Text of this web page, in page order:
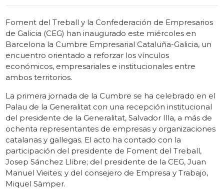
Foment del Treball y la Confederación de Empresarios
de Galicia (CEG) han inaugurado este miércoles en
Barcelona la Cumbre Empresarial Cataluña-Galicia, un
encuentro orientado a reforzar los vínculos
económicos, empresariales e institucionales entre
ambos territorios.
La primera jornada de la Cumbre se ha celebrado en el
Palau de la Generalitat con una recepción institucional
del presidente de la Generalitat, Salvador Illa, a más de
ochenta representantes de empresas y organizaciones
catalanas y gallegas. El acto ha contado con la
participación del presidente de Foment del Treball,
Josep Sánchez Llibre; del presidente de la CEG, Juan
Manuel Vieites; y del consejero de Empresa y Trabajo,
Miquel Sàmper.